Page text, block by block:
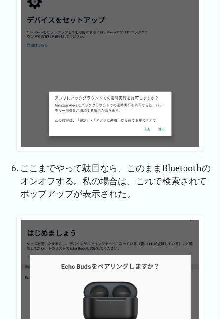
ここまでやって駄目なら、このままBluetoothの
オンオフする。私の場合は、これで検索されて
ポップアップが表示された。